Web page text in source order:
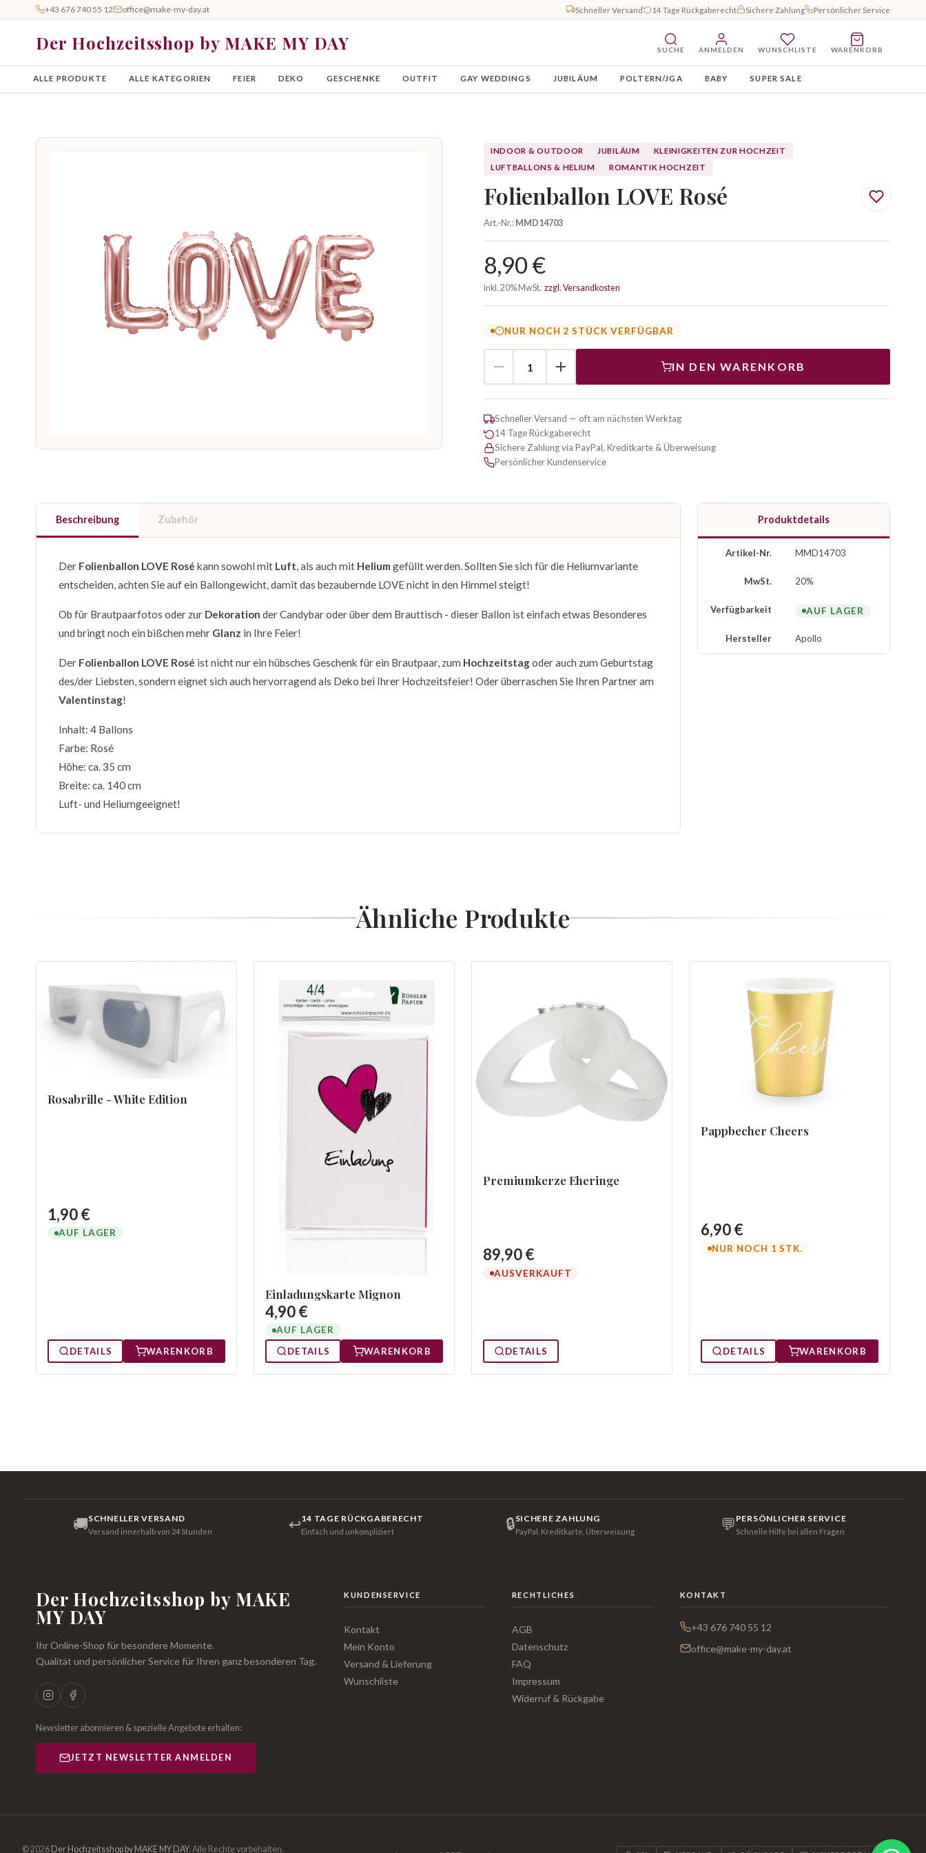
+43 676 740 55 12 office@make-my-day.at Schneller Versand 14 Tage Rückgaberecht Sichere Zahlung Persönlicher Service
Der Hochzeitsshop by MAKE MY DAY SUCHE ANMELDEN WUNSCHLISTE WARENKORB
ALLE PRODUKTE ALLE KATEGORIEN FEIER DEKO GESCHENKE OUTFIT GAY WEDDINGS JUBILÄUM POLTERN/JGA BABY SUPER SALE
INDOOR & OUTDOOR JUBILÄUM
KLEINIGKEITEN ZUR HOCHZEIT
LUFTBALLONS & HELIUM
ROMANTIK HOCHZEIT
Folienballon LOVE Rosé
Art.-Nr.:MMD14703
8,90 €
inkl. 20% MwSt. zzgl. Versandkosten
NUR NOCH 2 STÜCK VERFÜGBAR
IN DEN WARENKORB
Schneller Versand — oft am nächsten Werktag
14 Tage Rückgaberecht
Sichere Zahlung via PayPal, Kreditkarte & Überweisung
Persönlicher Kundenservice
Beschreibung Zubehör
Der Folienballon LOVE Rosé kann sowohl mit Luft, als auch mit Helium gefüllt werden. Sollten Sie sich für die Heliumvariante
entscheiden, achten Sie auf ein Ballongewicht, damit das bezaubernde LOVE nicht in den Himmel steigt!
Ob für Brautpaarfotos oder zur Dekoration der Candybar oder über dem Brauttisch - dieser Ballon ist einfach etwas Besonderes
und bringt noch ein bißchen mehr Glanz in Ihre Feier!
Der Folienballon LOVE Rosé ist nicht nur ein hübsches Geschenk für ein Brautpaar, zum Hochzeitstagoder auch zum Geburtstag
des/der Liebsten, sondern eignet sich auch hervorragend als Deko bei Ihrer Hochzeitsfeier! Oder überraschen Sie Ihren Partner am
Valentinstag!
Inhalt: 4 Ballons
Farbe: Rosé
Höhe: ca. 35 cm
Breite: ca. 140 cm
Luft- und Heliumgeeignet!
Produktdetails
Artikel-Nr. MMD14703
MwSt. 20%
Verfügbarkeit AUF LAGER
Hersteller Apollo
Ähnliche Produkte
Rosabrille - White Edition
1,90 €
AUF LAGER
DETAILS WARENKORB
Einladungskarte Mignon
4,90 €
AUF LAGER
DETAILS
WARENKORB
Premiumkerze Eheringe
89,90 €
AUSVERKAUFT
DETAILS
Pappbecher Cheers
6,90 €
NUR NOCH 1 STK.
DETAILS WARENKORB
🚚SCHNELLER VERSAND
Versand innerhalb von 24 Stunden ↩14 TAGE RÜCKGABERECHT
Einfach und unkompliziert 🔒SICHERE ZAHLUNG
PayPal, Kreditkarte, Überweisung 💬 PERSÖNLICHER SERVICE
Schnelle Hilfe bei allen Fragen
Der Hochzeitsshop by MAKE
MY DAY
Ihr Online-Shop für besondere Momente.
Qualität und persönlicher Service für Ihren ganz besonderen Tag.
Newsletter abonnieren & spezielle Angebote erhalten:
JETZT NEWSLETTER ANMELDEN
KUNDENSERVICE
Kontakt
Mein Konto
Versand & Lieferung
Wunschliste
RECHTLICHES
AGB
Datenschutz
FAQ
Impressum
Widerruf & Rückgabe
KONTAKT
+43 676 740 55 12
office@make-my-day.at
© 2026 Der Hochzeitsshop by MAKE MY DAY. Alle Rechte vorbehalten.